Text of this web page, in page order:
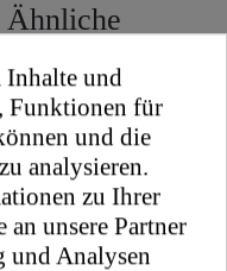
Ähnliche
für Mischdüse,
shipping
Inhalte und
Funktionen für
und die
analysieren.
zu Ihrer
an unsere Partner
und Analysen